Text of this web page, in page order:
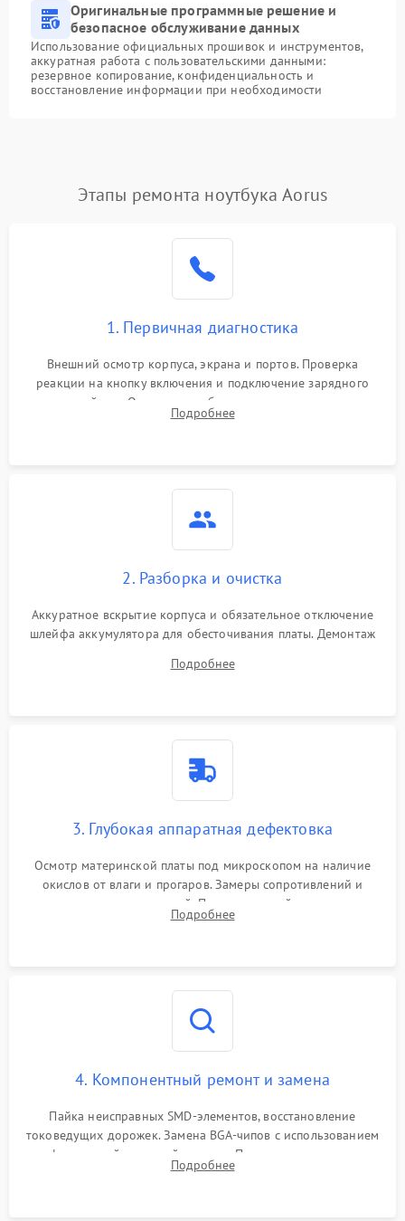
Оригинальные программные решение и
безопасное обслуживание данных
Использование официальных прошивок и инструментов,
аккуратная работа с пользовательскими данными:
резервное копирование, конфиденциальность и
восстановление информации при необходимости
Этапы ремонта ноутбука Aorus
1. Первичная диагностика
Внешний осмотр корпуса, экрана и портов. Проверка
реакции на кнопку включения и подключение зарядного
устройства. Оценка потребления тока с помощью
лабораторного блока питания для локализации проблемы.
Подробнее
2. Разборка и очистка
Аккуратное вскрытие корпуса и обязательное отключение
шлейфа аккумулятора для обесточивания платы. Демонтаж
высохшей термопасты с кристаллов чипов.
Подробнее
3. Глубокая аппаратная дефектовка
Осмотр материнской платы под микроскопом на наличие
окислов от влаги и прогаров. Замеры сопротивлений и
дежурных напряжений. Проверка цепей питания,
мультиконтроллера, процессора и видеочипа.
Подробнее
4. Компонентный ремонт и замена
Пайка неисправных SMD-элементов, восстановление
токоведущих дорожек. Замена BGA-чипов с использованием
инфракрасной паяльной станции. Прошивка микросхемы
BIOS или замена поврежденных портов USB
Подробнее